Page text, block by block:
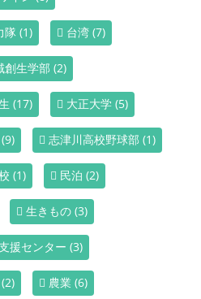
隊 (1) 台湾 (7)
創生学部 (2)
(17) 大正大学 (5)
(9) 志津川高校野球部 (1)
(1) 民泊 (2)
生きもの (3)
援センター (3)
(2) 農業 (6)